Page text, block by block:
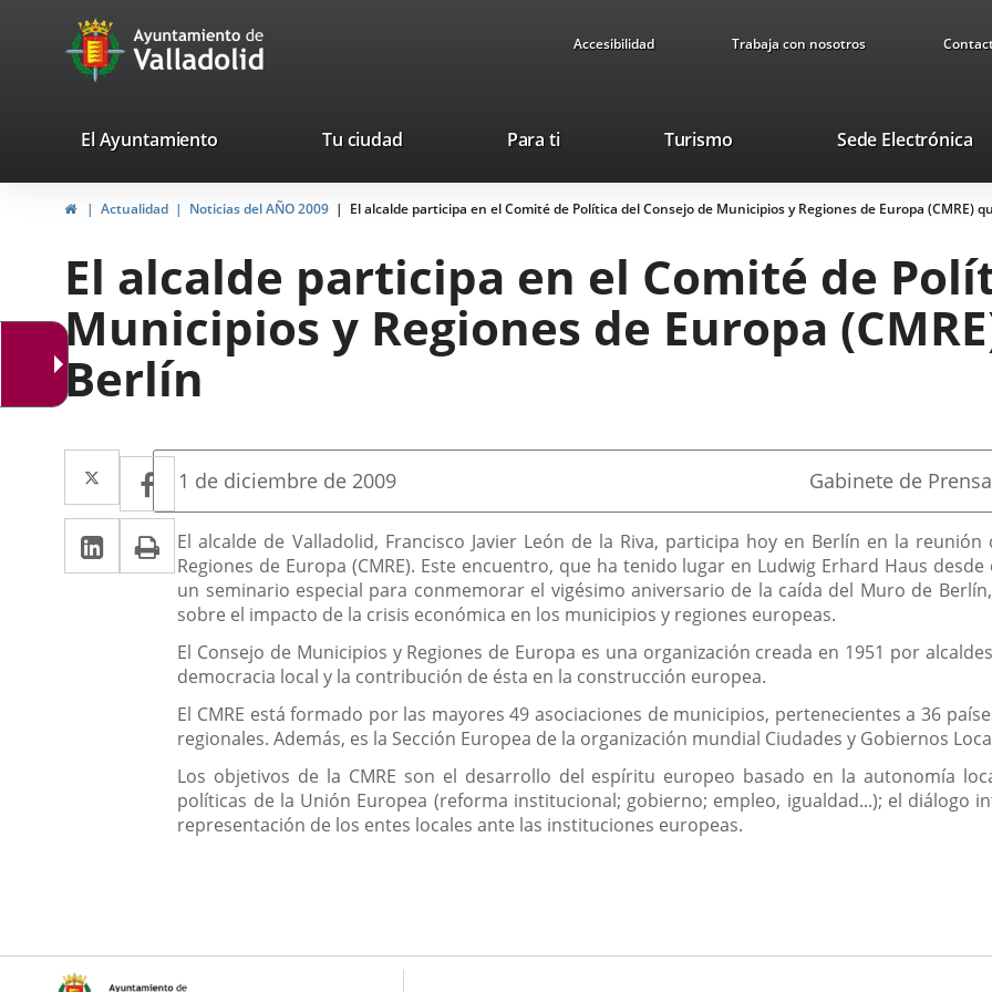
Portal
Web
Ayuntamiento
de
Accesibilidad Trabaja con nosotros
valladolid.es
El Ayuntamiento Tu ciudad Para ti TurismoEste
se
abrirá
una
ventana
Sede Electrónica
InicioActualidad Noticias del AÑO 2009 El alcalde participa en el Comité de Política del Consejo de Municipios y Regiones de Europa (CMRE)
El alcalde participa en el Comité de
Municipios y Regiones de Europa
Berlín
Twitter
Enlace
a
una
aplicación
externa.
Facebook
Enlace
a
una
aplicación
externa.
LinkedIn
Enlace
a
aplicación
externa.
Imprimir
Fecha
la
noticia
1 de diciembre de 2009 Fuente
la
noticia
Gabinete de Prensa
Descripción
El alcalde de Valladolid, Francisco Javier León de la Riva, participa hoy en Berlín en la
Regiones de Europa (CMRE). Este encuentro, que ha tenido lugar en Ludwig Erhard Haus
un seminario especial para conmemorar el vigésimo aniversario de la caída del Muro de
sobre el impacto de la crisis económica en los municipios y regiones europeas.
El Consejo de Municipios y Regiones de Europa es una organización creada en 1951 por
democracia local y la contribución de ésta en la construcción europea.
El CMRE está formado por las mayores 49 asociaciones de municipios, pertenecientes a 36
regionales. Además, es la Sección Europea de la organización mundial Ciudades y Gobiernos
Los objetivos de la CMRE son el desarrollo del espíritu europeo basado en la autonomía
políticas de la Unión Europea (reforma institucional; gobierno; empleo, igualdad...); el diálogo
representación de los entes locales ante las instituciones europeas.